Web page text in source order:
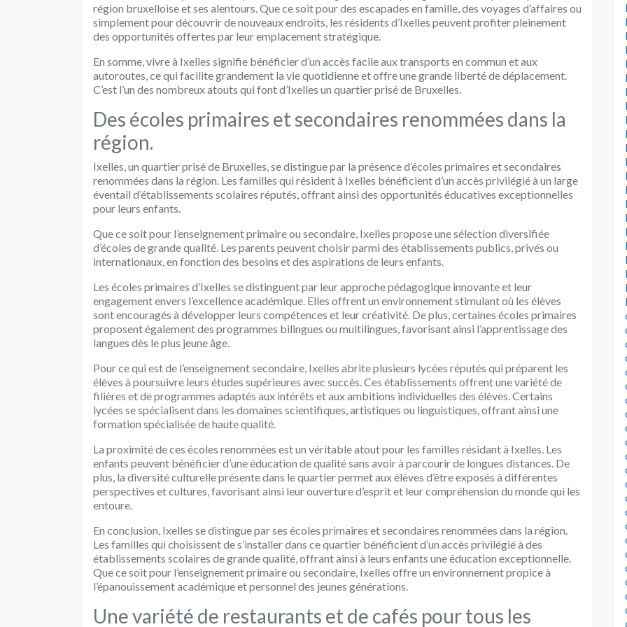
région bruxelloise et ses alentours. Que ce soit pour des escapades en famille, des voyages d’affaires ou
simplement pour découvrir de nouveaux endroits, les résidents d’Ixelles peuvent profiter pleinement
des opportunités offertes par leur emplacement stratégique.
En somme, vivre à Ixelles signifie bénéficier d’un accès facile aux transports en commun et aux
autoroutes, ce qui facilite grandement la vie quotidienne et offre une grande liberté de déplacement.
C’est l’un des nombreux atouts qui font d’Ixelles un quartier prisé de Bruxelles.
Des écoles primaires et secondaires renommées dans la
région.
Ixelles, un quartier prisé de Bruxelles, se distingue par la présence d’écoles primaires et secondaires
renommées dans la région. Les familles qui résident à Ixelles bénéficient d’un accès privilégié à un large
éventail d’établissements scolaires réputés, offrant ainsi des opportunités éducatives exceptionnelles
pour leurs enfants.
Que ce soit pour l’enseignement primaire ou secondaire, Ixelles propose une sélection diversifiée
d’écoles de grande qualité. Les parents peuvent choisir parmi des établissements publics, privés ou
internationaux, en fonction des besoins et des aspirations de leurs enfants.
Les écoles primaires d’Ixelles se distinguent par leur approche pédagogique innovante et leur
engagement envers l’excellence académique. Elles offrent un environnement stimulant où les élèves
sont encouragés à développer leurs compétences et leur créativité. De plus, certaines écoles primaires
proposent également des programmes bilingues ou multilingues, favorisant ainsi l’apprentissage des
langues dès le plus jeune âge.
Pour ce qui est de l’enseignement secondaire, Ixelles abrite plusieurs lycées réputés qui préparent les
élèves à poursuivre leurs études supérieures avec succès. Ces établissements offrent une variété de
filières et de programmes adaptés aux intérêts et aux ambitions individuelles des élèves. Certains
lycées se spécialisent dans les domaines scientifiques, artistiques ou linguistiques, offrant ainsi une
formation spécialisée de haute qualité.
La proximité de ces écoles renommées est un véritable atout pour les familles résidant à Ixelles. Les
enfants peuvent bénéficier d’une éducation de qualité sans avoir à parcourir de longues distances. De
plus, la diversité culturelle présente dans le quartier permet aux élèves d’être exposés à différentes
perspectives et cultures, favorisant ainsi leur ouverture d’esprit et leur compréhension du monde qui les
entoure.
En conclusion, Ixelles se distingue par ses écoles primaires et secondaires renommées dans la région.
Les familles qui choisissent de s’installer dans ce quartier bénéficient d’un accès privilégié à des
établissements scolaires de grande qualité, offrant ainsi à leurs enfants une éducation exceptionnelle.
Que ce soit pour l’enseignement primaire ou secondaire, Ixelles offre un environnement propice à
l’épanouissement académique et personnel des jeunes générations.
Une variété de restaurants et de cafés pour tous les